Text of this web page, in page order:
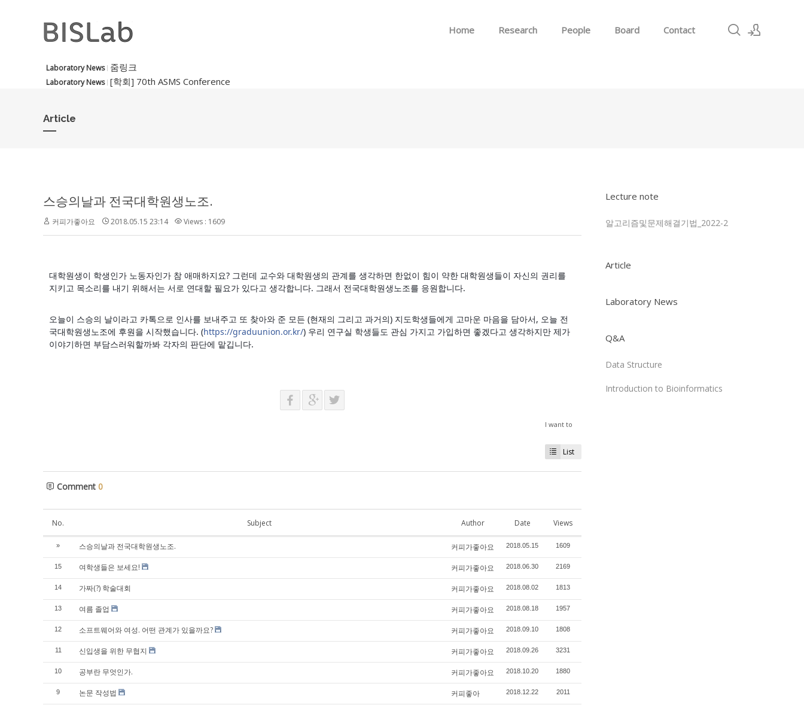
Home Research People Board Contact
Laboratory News 줌링크
Laboratory News [학회] 70th ASMS Conference
Article
Lecture note
알고리즘및문제해결기법_2022-2
Article
Laboratory News
Q&A
Data Structure
Introduction to Bioinformatics
스승의날과 전국대학원생노조.
커피가좋아요 2018.05.15 23:14 Views : 1609
대학원생이 학생인가 노동자인가 참 애매하지요? 그런데 교수와 대학원생의 관계를 생각하면 한없이 힘이 약한 대학원생들이 자신의 권리를
지키고 목소리를 내기 위해서는 서로 연대할 필요가 있다고 생각합니다. 그래서 전국대학원생노조를 응원합니다.
오늘이 스승의 날이라고 카톡으로 인사를 보내주고 또 찾아와 준 모든 (현재의 그리고 과거의) 지도학생들에게 고마운 마음을 담아서, 오늘 전
국대학원생노조에 후원을 시작했습니다. (https://graduunion.or.kr/) 우리 연구실 학생들도 관심 가지고 가입하면 좋겠다고 생각하지만 제가
이야기하면 부담스러워할까봐 각자의 판단에 맡깁니다.
I want to
List
Comment 0
No. Subject Author Date Views
» 스승의날과 전국대학원생노조. 커피가좋아요 2018.05.15 1609
15 여학생들은 보세요! 커피가좋아요 2018.06.30 2169
14 가짜(?) 학술대회 커피가좋아요 2018.08.02 1813
13 여름 졸업 커피가좋아요 2018.08.18 1957
12 소프트웨어와 여성. 어떤 관계가 있을까요? 커피가좋아요 2018.09.10 1808
11 신입생을 위한 무협지 커피가좋아요 2018.09.26 3231
10 공부란 무엇인가. 커피가좋아요 2018.10.20 1880
9 논문 작성법 커피좋아 2018.12.22 2011